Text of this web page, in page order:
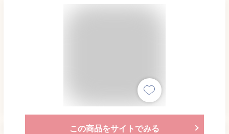
この商品をサイトでみる